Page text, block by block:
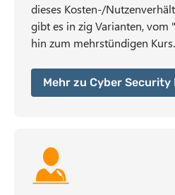
dieses Kosten-/
gibt es in zig Varianten, vom
hin zum mehrstündigen Kurs.
Mehr zu Cyber Security